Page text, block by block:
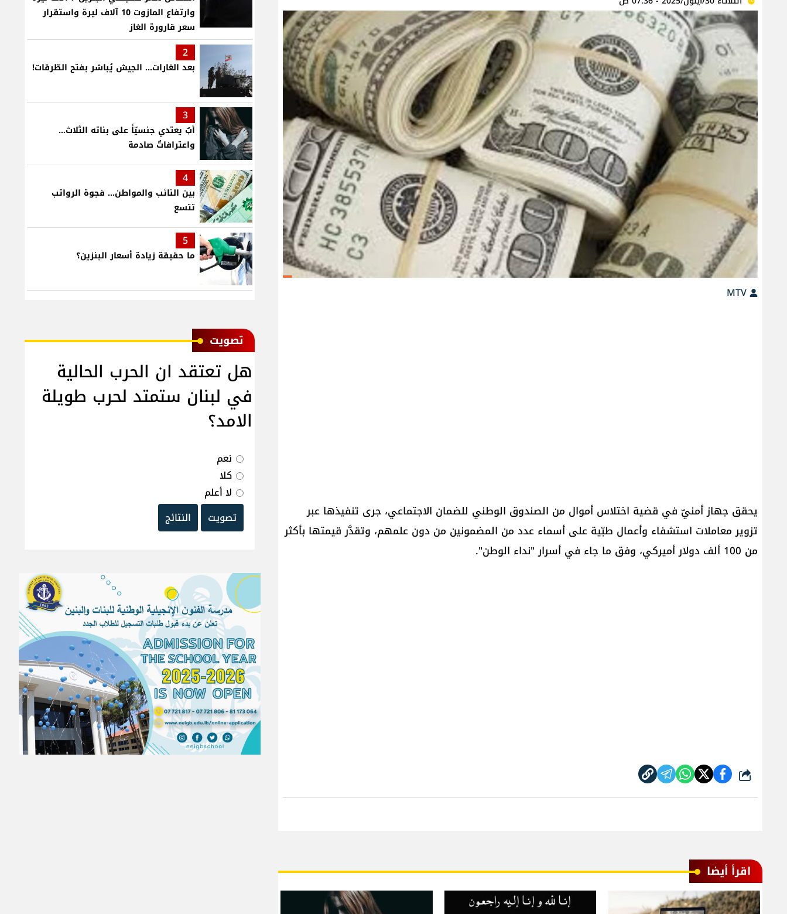
يحقق جهاز أمنيّ في قضية اختلاس أموال من الصندوق الوطني للضمان الاجتماعي، جرى تنفيذها عبر
تزوير معاملات استشفاء وأعمال طبّية على أسماء عدد من المضمونين من دون علمهم، وتقدَّر قيمتها بأكثر
من 100 ألف دولار أميركي، وفق ما جاء في أسرار "نداء الوطن".
شارك
اقرأ أيضا
وارتفاع المازوت 10 آلاف ليرة واستقرار
سعر قارورة الغاز
2
بعد الغارات... الجيش يُباشر بفتح الطّرقات!
3
أبٌ يعتدي جنسيّاً على بناته الثلاث…
واعترافاتٌ صادمة
4
بين النائب والمواطن... فجوة الرواتب
تتسع
5
ما حقيقة زيادة أسعار البنزين؟
ﺗﺼﻮﻳﺖ
هل تعتقد ان الحرب الحالية
في لبنان ستمتد لحرب طويلة
الامد؟
نعم
كلا
لا أعلم
تصويت
النتائج